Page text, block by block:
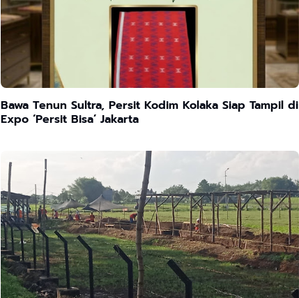
Bawa Tenun Sultra, Persit Kodim Kolaka Siap Tampil di
Expo ‘Persit Bisa’ Jakarta